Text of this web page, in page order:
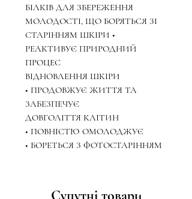
БІЛКІВ ДЛЯ ЗБЕРЕЖЕННЯ
МОЛОДОСТІ, ЩО БОРЯТЬСЯ ЗІ
СТАРІННЯМ ШКІРИ •
РЕАКТИВУЄ ПРИРОДНИЙ
ПРОЦЕС
ВІДНОВЛЕННЯ ШКІРИ
• ПРОДОВЖУЄ ЖИТТЯ ТА
ЗАБЕЗПЕЧУЄ
ДОВГОЛІТТЯ КЛІТИН
• ПОВНІСТЮ ОМОЛОДЖУЄ
• БОРЕТЬСЯ З ФОТОСТАРІННЯМ